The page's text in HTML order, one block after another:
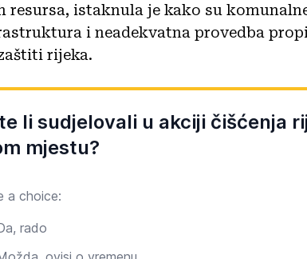
resursa, istaknula je kako su
i neadekvatna provedba
rijeka.